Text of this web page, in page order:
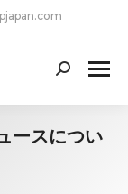
Search:
ースについ